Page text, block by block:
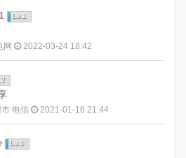
Lv.1
网 2022-03-24 18:42
电信 2021-01-16 21:44
Lv.1